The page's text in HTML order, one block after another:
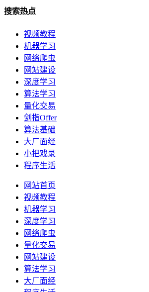
搜索热点
视频教程
机器学习
网络爬虫
网站建设
深度学习
算法学习
量化交易
剑指Offer
算法基础
大厂面经
小把戏录
程序生活
网站首页
视频教程
机器学习
深度学习
网络爬虫
量化交易
网站建设
算法学习
大厂面经